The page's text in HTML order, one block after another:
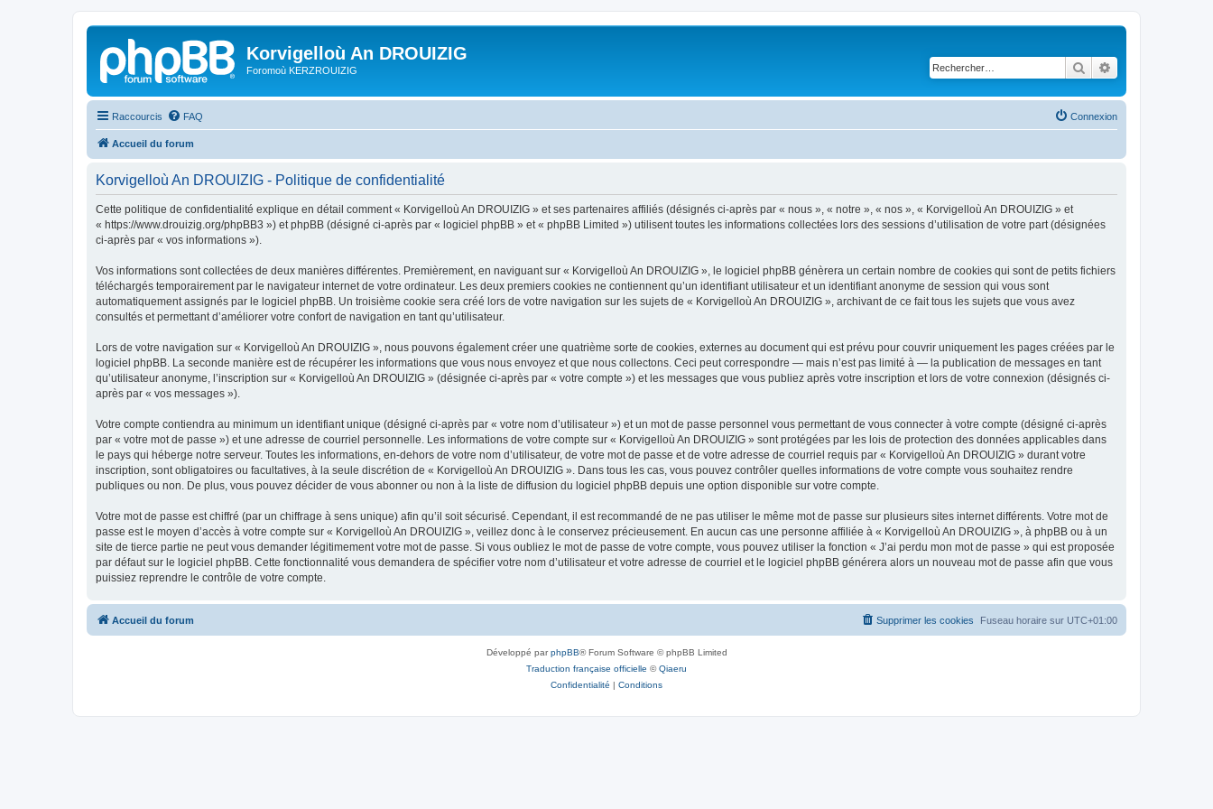
Korvigelloù An DROUIZIG
Foromoù KERZROUIZIG Rechercher
Raccourcis FAQ Connexion
Accueil du forum
Korvigelloù An DROUIZIG - Politique de confidentialité
Cette politique de confidentialité explique en détail comment « Korvigelloù An DROUIZIG » et ses partenaires affiliés (désignés ci-après par « nous », « notre », « nos », « Korvigelloù An DROUIZIG » et
« https://www.drouizig.org/phpBB3 ») et phpBB (désigné ci-après par « logiciel phpBB » et « phpBB Limited ») utilisent toutes les informations collectées lors des sessions d’utilisation de votre part (désignées
ci-après par « vos informations »).
Vos informations sont collectées de deux manières différentes. Premièrement, en naviguant sur « Korvigelloù An DROUIZIG », le logiciel phpBB génèrera un certain nombre de cookies qui sont de petits fichiers
téléchargés temporairement par le navigateur internet de votre ordinateur. Les deux premiers cookies ne contiennent qu’un identifiant utilisateur et un identifiant anonyme de session qui vous sont
automatiquement assignés par le logiciel phpBB. Un troisième cookie sera créé lors de votre navigation sur les sujets de « Korvigelloù An DROUIZIG », archivant de ce fait tous les sujets que vous avez
consultés et permettant d’améliorer votre confort de navigation en tant qu’utilisateur.
Lors de votre navigation sur « Korvigelloù An DROUIZIG », nous pouvons également créer une quatrième sorte de cookies, externes au document qui est prévu pour couvrir uniquement les pages créées par le
logiciel phpBB. La seconde manière est de récupérer les informations que vous nous envoyez et que nous collectons. Ceci peut correspondre — mais n’est pas limité à — la publication de messages en tant
qu’utilisateur anonyme, l’inscription sur « Korvigelloù An DROUIZIG » (désignée ci-après par « votre compte ») et les messages que vous publiez après votre inscription et lors de votre connexion (désignés ci-
après par « vos messages »).
Votre compte contiendra au minimum un identifiant unique (désigné ci-après par « votre nom d’utilisateur ») et un mot de passe personnel vous permettant de vous connecter à votre compte (désigné ci-après
par « votre mot de passe ») et une adresse de courriel personnelle. Les informations de votre compte sur « Korvigelloù An DROUIZIG » sont protégées par les lois de protection des données applicables dans
le pays qui héberge notre serveur. Toutes les informations, en-dehors de votre nom d’utilisateur, de votre mot de passe et de votre adresse de courriel requis par « Korvigelloù An DROUIZIG » durant votre
inscription, sont obligatoires ou facultatives, à la seule discrétion de « Korvigelloù An DROUIZIG ». Dans tous les cas, vous pouvez contrôler quelles informations de votre compte vous souhaitez rendre
publiques ou non. De plus, vous pouvez décider de vous abonner ou non à la liste de diffusion du logiciel phpBB depuis une option disponible sur votre compte.
Votre mot de passe est chiffré (par un chiffrage à sens unique) afin qu’il soit sécurisé. Cependant, il est recommandé de ne pas utiliser le même mot de passe sur plusieurs sites internet différents. Votre mot de
passe est le moyen d’accès à votre compte sur « Korvigelloù An DROUIZIG », veillez donc à le conservez précieusement. En aucun cas une personne affiliée à « Korvigelloù An DROUIZIG », à phpBB ou à un
site de tierce partie ne peut vous demander légitimement votre mot de passe. Si vous oubliez le mot de passe de votre compte, vous pouvez utiliser la fonction « J’ai perdu mon mot de passe » qui est proposée
par défaut sur le logiciel phpBB. Cette fonctionnalité vous demandera de spécifier votre nom d’utilisateur et votre adresse de courriel et le logiciel phpBB générera alors un nouveau mot de passe afin que vous
puissiez reprendre le contrôle de votre compte.
Accueil du forum Fuseau horaire sur UTC+01:00
Supprimer les cookies
Développé parphpBB® Forum Software © phpBB Limited
Traduction française officielle ©Qiaeru
Confidentialité | Conditions